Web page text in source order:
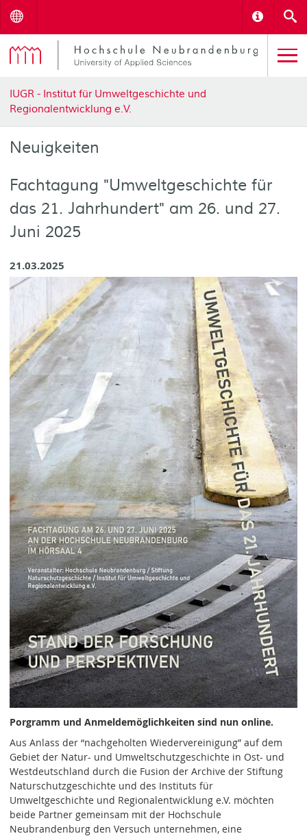
IUGR - Institut für Umweltgeschichte und
Regionalentwicklung e.V.
Neuigkeiten
Fachtagung "Umweltgeschichte für
das 21. Jahrhundert" am 26. und 27.
Juni 2025
21.03.2025
Porgramm und Anmeldemöglichkeiten sind nun online.
Aus Anlass der “nachgeholten Wiedervereinigung” auf dem
Gebiet der Natur- und Umweltschutzgeschichte in Ost- und
Westdeutschland durch die Fusion der Archive der Stiftung
Naturschutzgeschichte und des Instituts für
Umweltgeschichte und Regionalentwicklung e.V. möchten
beide Partner gemeinsam mit der Hochschule
Neubrandenburg den Versuch unternehmen, eine